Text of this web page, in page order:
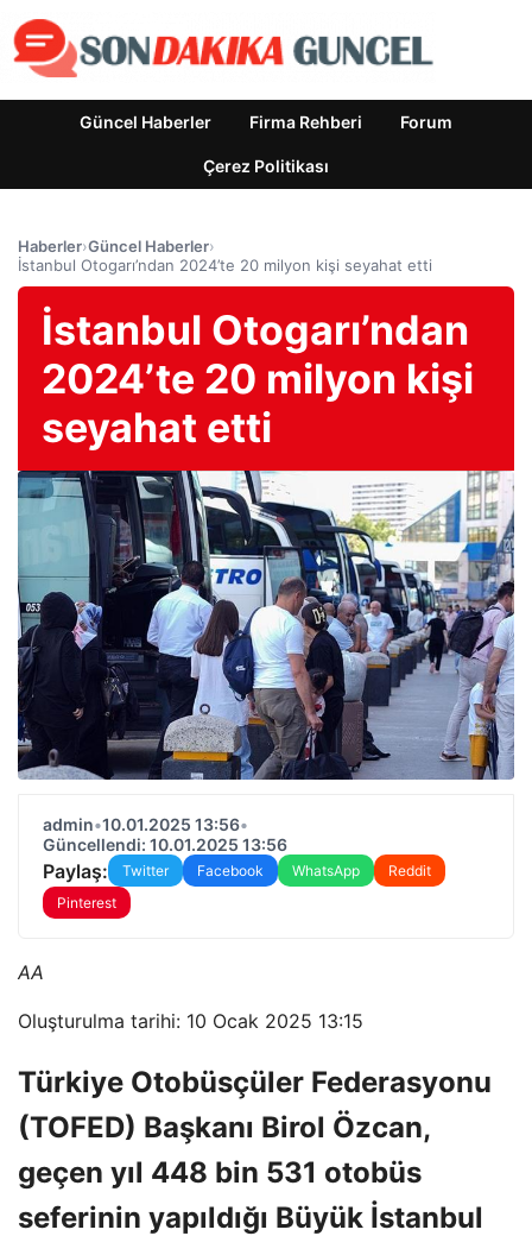
Güncel Haberler Firma Rehberi Forum
Çerez Politikası
Haberler›Güncel Haberler›
İstanbul Otogarı’ndan 2024’te 20 milyon kişi seyahat etti
İstanbul Otogarı’ndan
2024’te 20 milyon kişi
seyahat etti
admin•10.01.2025 13:56•
Güncellendi: 10.01.2025 13:56
Paylaş: Twitter Facebook WhatsApp
Reddit
Pinterest
AA
Oluşturulma tarihi: 10 Ocak 2025 13:15
Türkiye Otobüsçüler Federasyonu
(TOFED) Başkanı Birol Özcan,
geçen yıl 448 bin 531 otobüs
seferinin yapıldığı Büyük İstanbul